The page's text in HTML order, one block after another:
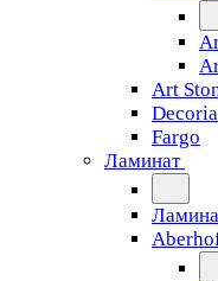
Art
Decoria
Fargo
Ламинат